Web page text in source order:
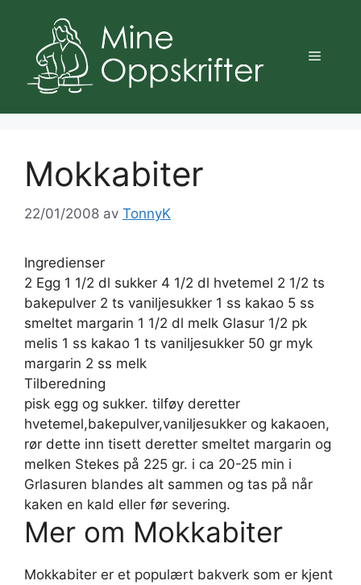
innhold
Meny
Mokkabiter
22/01/2008 av TonnyK
Ingredienser
2 Egg 1 1/2 dl sukker 4 1/2 dl hvetemel 2 1/2 ts
bakepulver 2 ts vaniljesukker 1 ss kakao 5 ss
smeltet margarin 1 1/2 dl melk Glasur 1/2 pk
melis 1 ss kakao 1 ts vaniljesukker 50 gr myk
margarin 2 ss melk
Tilberedning
pisk egg og sukker. tilføy deretter
hvetemel,bakepulver,vaniljesukker og kakaoen,
rør dette inn tisett deretter smeltet margarin og
melken Stekes på 225 gr. i ca 20-25 min i
Grlasuren blandes alt sammen og tas på når
kaken en kald eller før severing.
Mer om Mokkabiter
Mokkabiter er et populært bakverk som er kjent